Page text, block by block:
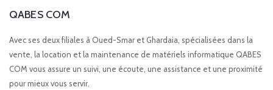
QABES COM
Avec ses deux filiales à Oued-Smar et Ghardaia, spécialisées dans la
vente, la location et la maintenance de matériels informatique QABES
COM vous assure un suivi, une écoute, une assistance et une proximité
pour mieux vous servir.